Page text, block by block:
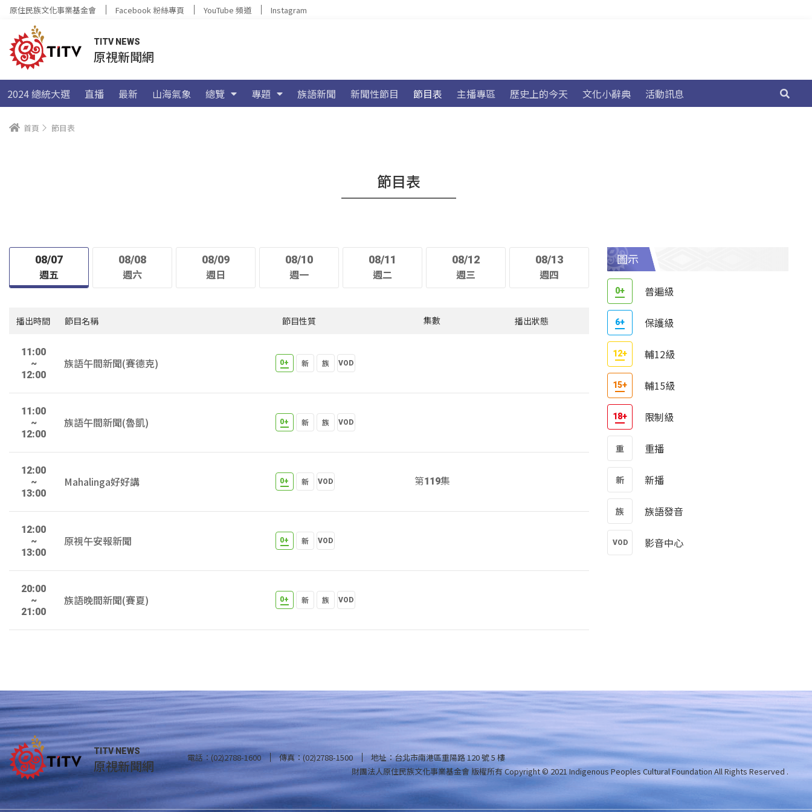
原住民族文化事業基金會 Facebook 粉絲專頁 YouTube 頻道 Instagram
TITV NEWS
原視新聞網
2024 總統大選 直播 最新 山海氣象 總覽 專題 族語新聞 新聞性節目 節目表 主播專區 歷史上的今天 文化小辭典 活動訊息
首頁 節目表
節目表
08/07
週五
08/08
週六
08/09
週日
08/10
週一
08/11
週二
08/12
週三
08/13
週四
播出時間 節目名稱 節目性質 集數 播出狀態
11:00
~
12:00
族語午間新聞(賽德克)
11:00
~
12:00
族語午間新聞(魯凱)
12:00
~
13:00
Mahalinga好好講 第119集
12:00
~
13:00
原視午安報新聞
20:00
~
21:00
族語晚間新聞(賽夏)
圖示
普遍級
保護級
輔12級
輔15級
限制級
重播
新播
族語發音
影音中心
TITV NEWS
原視新聞網 電話：(02)2788-1600 傳真：(02)2788-1500
地址：台北市南港區重陽路 120 號 5 樓
財團法人原住民族文化事業基金會 版權所有Copyright © 2021 Indigenous Peoples Cultural Foundation All Rights Reserved .